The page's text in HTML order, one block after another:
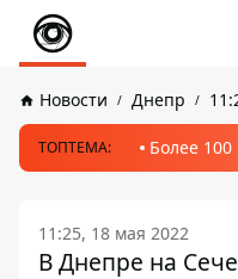
Новости Днепр
ТОПТЕМА: Более
11:25, 18 мая 2022
В Днепре на